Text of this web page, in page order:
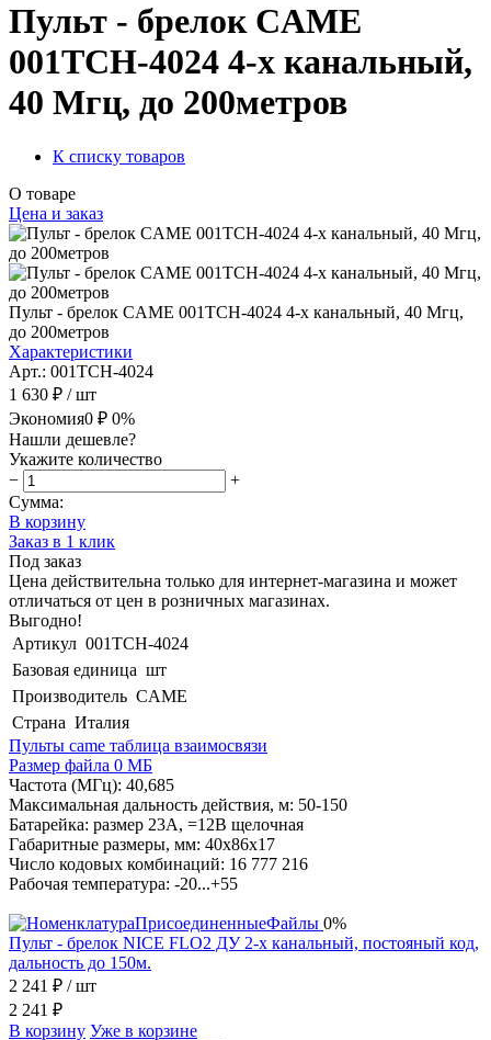
Пульт - брелок CAME
001TCH-4024 4-х канальный,
40 Мгц, до 200метров
К списку товаров
О товаре
Цена и заказ
Пульт - брелок CAME 001TCH-4024 4-х канальный, 40 Мгц,
до 200метров
Характеристики
Арт.: 001TCH-4024
1 630 ₽ / шт
Экономия0 ₽ 0%
Нашли дешевле?
Укажите количество
−
+
Сумма:
В корзину
Заказ в 1 клик
Под заказ
Цена действительна только для интернет-магазина и может
отличаться от цен в розничных магазинах.
Выгодно!
Артикул 001TCH-4024
Базовая единица шт
Производитель CAME
Страна Италия
Пульты came таблица взаимосвязи
Размер файла 0 МБ
Частота (МГц): 40,685
Максимальная дальность действия, м: 50-150
Батарейка: размер 23А, =12В щелочная
Габаритные размеры, мм: 40х86х17
Число кодовых комбинаций: 16 777 216
Рабочая температура: -20...+55
0%
Пульт - брелок NICE FLO2 ДУ 2-х канальный, постояный код,
дальность до 150м.
2 241 ₽ / шт
2 241 ₽
В корзину Уже в корзине